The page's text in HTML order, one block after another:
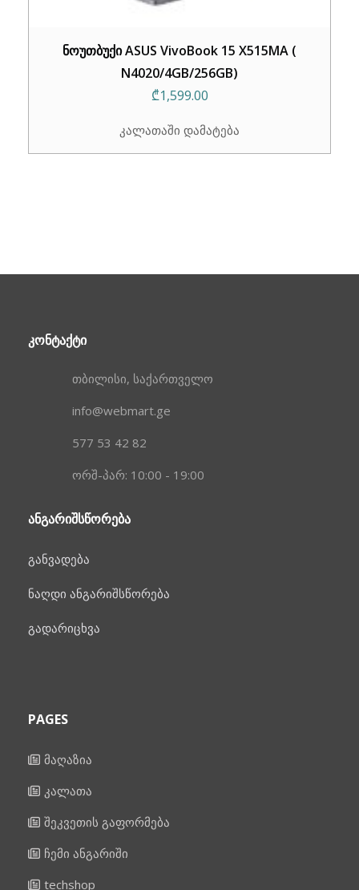
ნოუთბუქი ASUS VivoBook 15 X515MA (
N4020/4GB/256GB)
₾1,599.00
კალათაში დამატება
ᲙᲝᲜᲢᲐᲥᲢᲘ
თბილისი, საქართველო
info@webmart.ge
577 53 42 82
ორშ-პარ: 10:00 - 19:00
ᲐᲜᲒᲐᲠᲘᲨᲡᲬᲝᲠᲔᲑᲐ
განვადება
ნაღდი ანგარიშსწორება
გადარიცხვა
PAGES
მაღაზია
კალათა
შეკვეთის გაფორმება
ჩემი ანგარიში
techshop